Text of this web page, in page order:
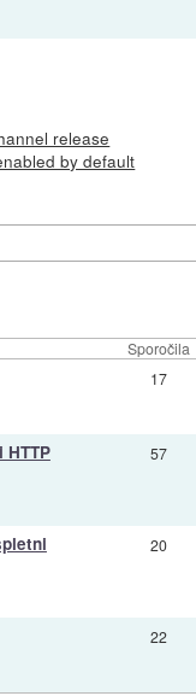
release
by default
Sporočila
17
HTTP 57
20
22